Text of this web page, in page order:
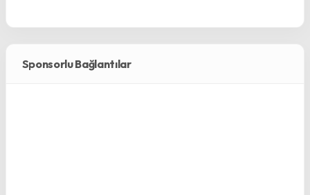
Sponsorlu Bağlantılar